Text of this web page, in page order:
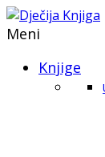
Meni
Knjige